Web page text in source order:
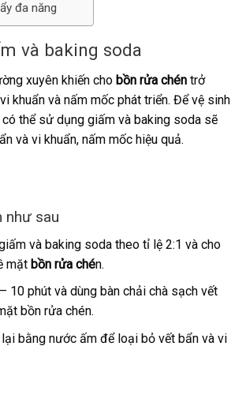
đa năng
và baking soda
xuyên khiến cho bồn rửa chén trở
khuẩn và nấm mốc phát triển. Để vệ sinh
có thể sử dụng giấm và baking soda sẽ
và vi khuẩn, nấm mốc hiệu quả.
như sau
và baking soda theo tỉ lệ 2:1 và cho
mặt bồn rửa chén.
10 phút và dùng bàn chải chà sạch vết
bồn rửa chén.
lại bằng nước ấm để loại bỏ vết bẩn và vi